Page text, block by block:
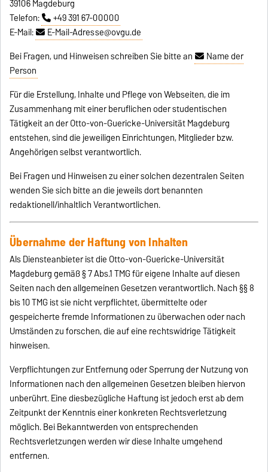
39106 Magdeburg
Telefon:
+49 391 67-00000
E-Mail:
E-Mail-Adresse@ovgu.de
Bei Fragen, und Hinweisen schreiben Sie bitte an
Name der
Person
Für die Erstellung, Inhalte und Pflege von Webseiten, die im
Zusammenhang mit einer beruflichen oder studentischen
Tätigkeit an der Otto-von-Guericke-Universität Magdeburg
entstehen, sind die jeweiligen Einrichtungen, Mitglieder bzw.
Angehörigen selbst verantwortlich.
Bei Fragen und Hinweisen zu einer solchen dezentralen Seiten
wenden Sie sich bitte an die jeweils dort benannten
redaktionell/inhaltlich Verantwortlichen.
Übernahme der Haftung von Inhalten
Als Diensteanbieter ist die Otto-von-Guericke-Universität
Magdeburg gemäß § 7 Abs.1 TMG für eigene Inhalte auf diesen
Seiten nach den allgemeinen Gesetzen verantwortlich. Nach §§ 8
bis 10 TMG ist sie nicht verpflichtet, übermittelte oder
gespeicherte fremde Informationen zu überwachen oder nach
Umständen zu forschen, die auf eine rechtswidrige Tätigkeit
hinweisen.
Verpflichtungen zur Entfernung oder Sperrung der Nutzung von
Informationen nach den allgemeinen Gesetzen bleiben hiervon
unberührt. Eine diesbezügliche Haftung ist jedoch erst ab dem
Zeitpunkt der Kenntnis einer konkreten Rechtsverletzung
möglich. Bei Bekanntwerden von entsprechenden
Rechtsverletzungen werden wir diese Inhalte umgehend
entfernen.